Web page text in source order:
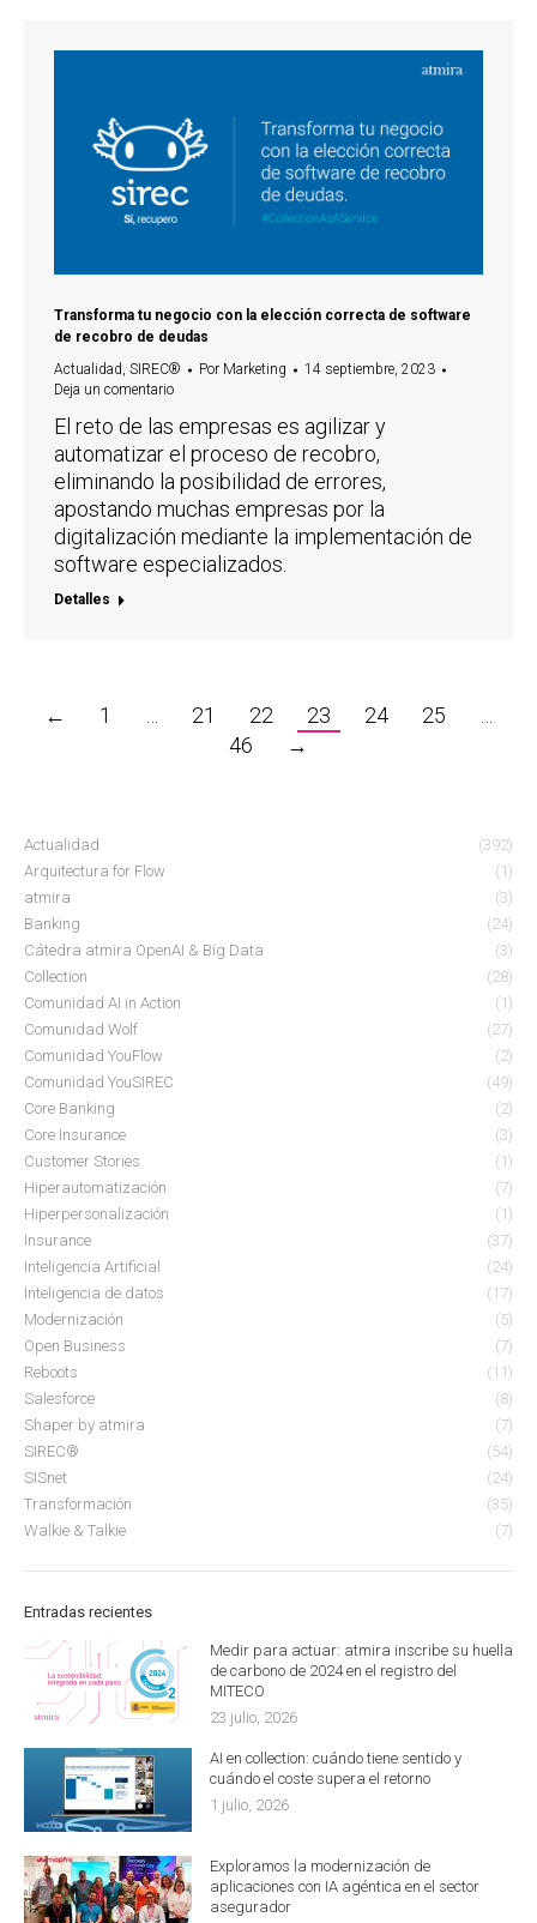
Transforma tu negocio con la elección correcta de software
de recobro de deudas
Actualidad, SIREC® Por Marketing
14 septiembre, 2023
Deja un comentario
El reto de las empresas es agilizar y
automatizar el proceso de recobro,
eliminando la posibilidad de errores,
apostando muchas empresas por la
digitalización mediante la implementación de
software especializados.
Detalles
← 1 … 21 22 23 24 25
…
46
→
Actualidad
(392)
Arquitectura for Flow
(1)
atmira
(3)
Banking
(24)
Cátedra atmira OpenAI & Big Data
(3)
Collection
(28)
Comunidad AI in Action
(1)
Comunidad Wolf
(27)
Comunidad YouFlow
(2)
Comunidad YouSIREC
(49)
Core Banking
(2)
Core Insurance
(3)
Customer Stories
(1)
Hiperautomatización
(7)
Hiperpersonalización
(1)
Insurance
(37)
Inteligencia Artificial
(24)
Inteligencia de datos
(17)
Modernización
(5)
Open Business
(7)
Reboots
(11)
Salesforce
(8)
Shaper by atmira
(7)
SIREC®
(54)
SISnet
(24)
Transformación
(35)
Walkie & Talkie
(7)
Entradas recientes
Medir para actuar: atmira inscribe su huella
de carbono de 2024 en el registro del
MITECO
23 julio, 2026
AI en collection: cuándo tiene sentido y
cuándo el coste supera el retorno
1 julio, 2026
Exploramos la modernización de
aplicaciones con IA agéntica en el sector
asegurador